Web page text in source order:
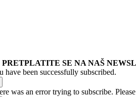
PRETPLATITE SE NA NAŠ
have been successfully subscribed.
was an error trying to subscribe.